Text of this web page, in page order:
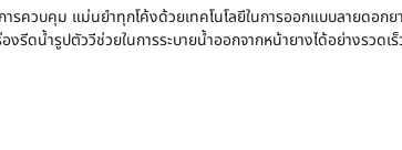
ควบคุม แม่นยำทุกโค้งด้วยเทคโนโลยีในการออกแบบลายดอก
งรีดน้ำรูปตัววีช่วยในการระบายน้ำออกจากหน้ายางได้อย่างรวด